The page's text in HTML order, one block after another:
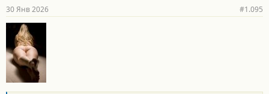
н
о
с
т
и
:
30 Янв 2026 #1.095